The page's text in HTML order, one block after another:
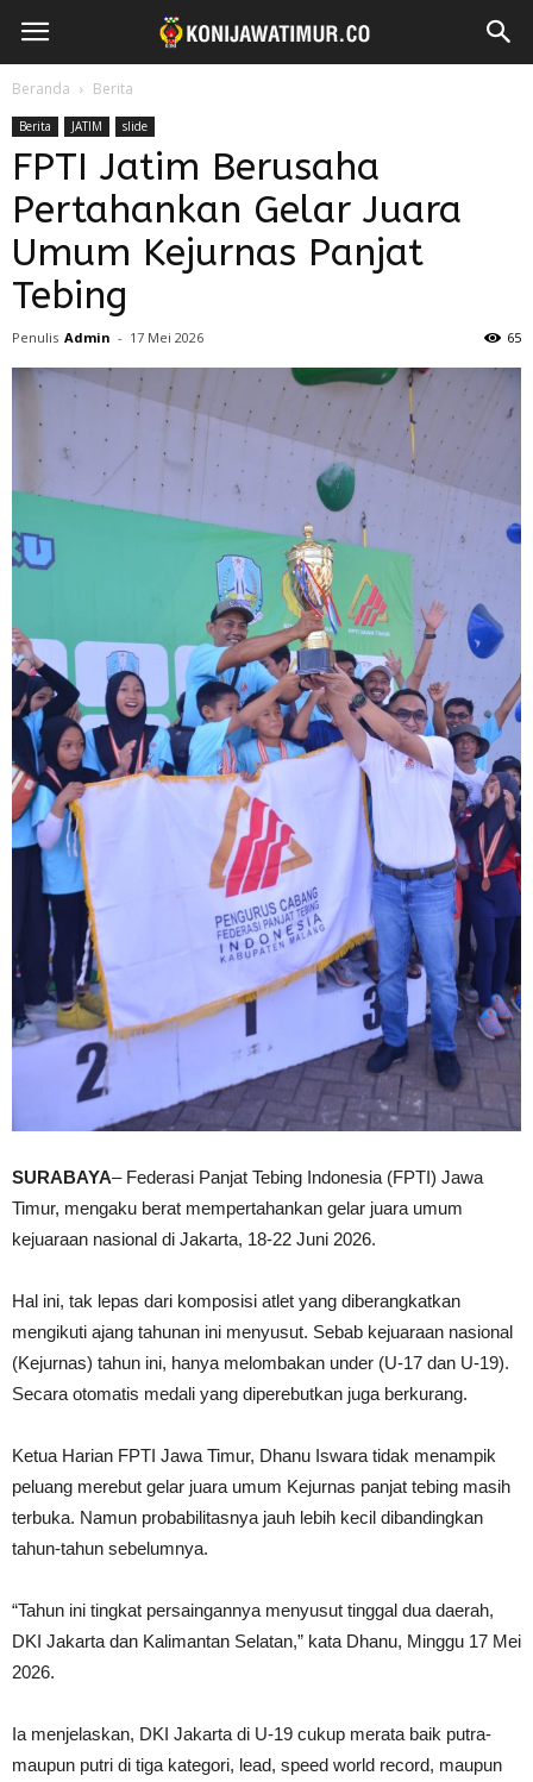
Beranda Berita
Berita JATIM slide
FPTI Jatim Berusaha
Pertahankan Gelar Juara
Umum Kejurnas Panjat
Tebing
Penulis Admin - 17 Mei 2026 65
SURABAYA– Federasi Panjat Tebing Indonesia (FPTI) Jawa
Timur, mengaku berat mempertahankan gelar juara umum
kejuaraan nasional di Jakarta, 18-22 Juni 2026.
Hal ini, tak lepas dari komposisi atlet yang diberangkatkan
mengikuti ajang tahunan ini menyusut. Sebab kejuaraan nasional
(Kejurnas) tahun ini, hanya melombakan under (U-17 dan U-19).
Secara otomatis medali yang diperebutkan juga berkurang.
Ketua Harian FPTI Jawa Timur, Dhanu Iswara tidak menampik
peluang merebut gelar juara umum Kejurnas panjat tebing masih
terbuka. Namun probabilitasnya jauh lebih kecil dibandingkan
tahun-tahun sebelumnya.
“Tahun ini tingkat persaingannya menyusut tinggal dua daerah,
DKI Jakarta dan Kalimantan Selatan,” kata Dhanu, Minggu 17 Mei
2026.
Ia menjelaskan, DKI Jakarta di U-19 cukup merata baik putra-
maupun putri di tiga kategori, lead, speed world record, maupun